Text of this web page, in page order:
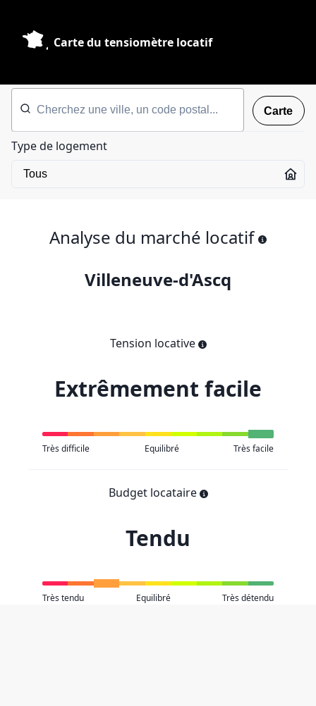
Carte du tensiomètre locatif
Carte
Type de logement
Analyse du marché locatif
Villeneuve-d'Ascq
Tension locative
Extrêmement facile
Très difficile Equilibré Très facile
Budget locataire
Tendu
Très tendu Equilibré Très détendu